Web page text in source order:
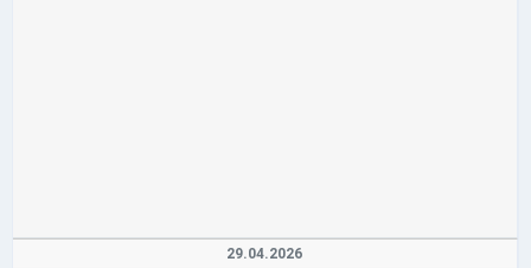
29.04.2026